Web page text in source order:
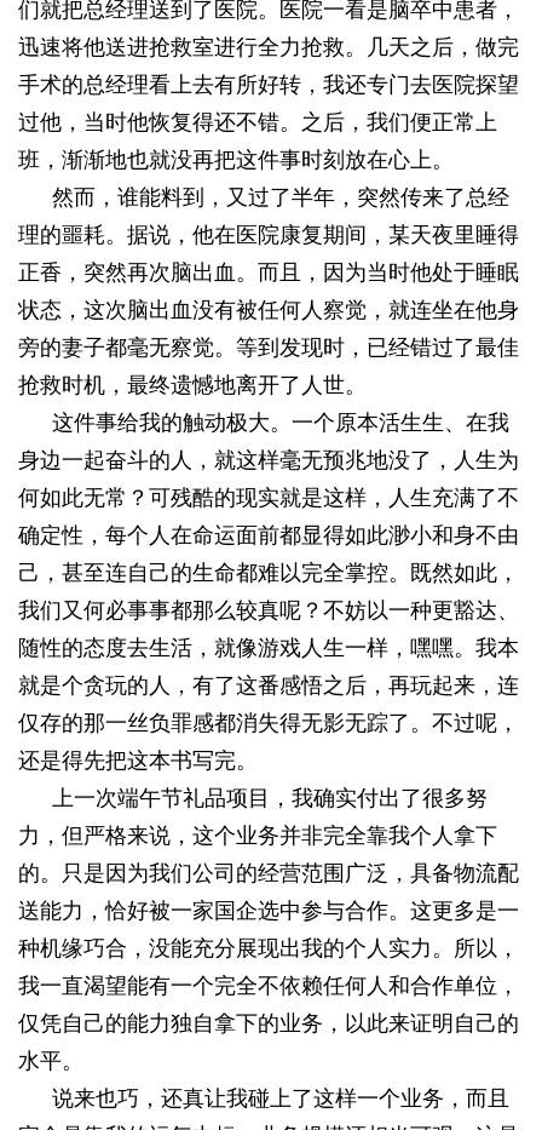
们就把总经理送到了医院。医院一看是脑卒中患者，
迅速将他送进抢救室进行全力抢救。几天之后，做完
手术的总经理看上去有所好转，我还专门去医院探望
过他，当时他恢复得还不错。之后，我们便正常上
班，渐渐地也就没再把这件事时刻放在心上。
然而，谁能料到，又过了半年，突然传来了总经
理的噩耗。据说，他在医院康复期间，某天夜里睡得
正香，突然再次脑出血。而且，因为当时他处于睡眠
状态，这次脑出血没有被任何人察觉，就连坐在他身
旁的妻子都毫无察觉。等到发现时，已经错过了最佳
抢救时机，最终遗憾地离开了人世。
这件事给我的触动极大。一个原本活生生、在我
身边一起奋斗的人，就这样毫无预兆地没了，人生为
何如此无常？可残酷的现实就是这样，人生充满了不
确定性，每个人在命运面前都显得如此渺小和身不由
己，甚至连自己的生命都难以完全掌控。既然如此，
我们又何必事事都那么较真呢？不妨以一种更豁达、
随性的态度去生活，就像游戏人生一样，嘿嘿。我本
就是个贪玩的人，有了这番感悟之后，再玩起来，连
仅存的那一丝负罪感都消失得无影无踪了。不过呢，
还是得先把这本书写完。
上一次端午节礼品项目，我确实付出了很多努
力，但严格来说，这个业务并非完全靠我个人拿下
的。只是因为我们公司的经营范围广泛，具备物流配
送能力，恰好被一家国企选中参与合作。这更多是一
种机缘巧合，没能充分展现出我的个人实力。所以，
我一直渴望能有一个完全不依赖任何人和合作单位，
仅凭自己的能力独自拿下的业务，以此来证明自己的
水平。
说来也巧，还真让我碰上了这样一个业务，而且